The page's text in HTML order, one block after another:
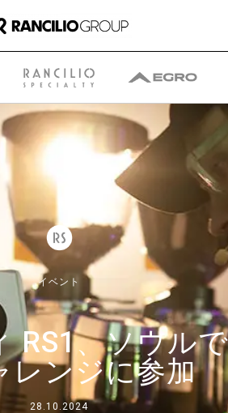
イベント
RS1、ソウル
レンジに参加
28.10.2024
プ
オ・グループに
オ・グループの
いて